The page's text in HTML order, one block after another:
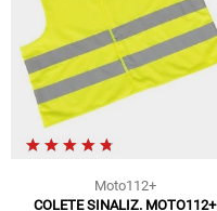
Moto112+
COLETE SINALIZ. MOTO112+